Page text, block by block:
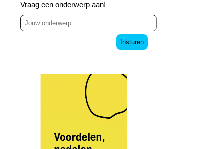
Vraag een onderwerp aan!
Insturen